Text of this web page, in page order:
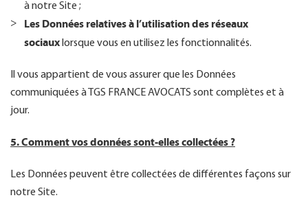
à notre Site ;
Les Données relatives à l’utilisation des réseaux
sociaux lorsque vous en utilisez les fonctionnalités.
Il vous appartient de vous assurer que les Données
communiquées à TGS FRANCE AVOCATS sont complètes et à
jour.
5. Comment vos données sont-elles collectées ?
Les Données peuvent être collectées de différentes façons sur
notre Site.